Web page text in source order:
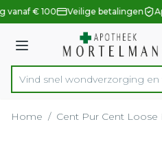
Ga naar de inhoud
1 van 1
vanaf € 100 Veilige betalingen
Menu
Product, merk, categorie...
Vind snel wondverzorgin
Home / Cent Pur Cent Loose